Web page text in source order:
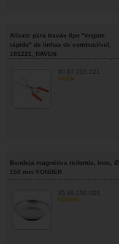
Alicate para travas tipo "engate
rápido" de linhas de combustível,
101221, RAVEN
90.97.101.221
RAVEN
Bandeja magnética redonda, inox, Ø
150 mm VONDER
35.99.150.025
VONDER